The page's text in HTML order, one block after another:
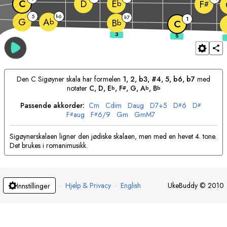
G 5 Ab
b6
Bb
b7 C 1
C D Eb F#
Den C Sigøyner skala har formelen 1, 2, b3, #4, 5, b6, b7 med
notater C, D, Eb, F#, G, Ab, Bb
Passende akkorder: Cm Cdim Daug D7+5 D#6 D#
F#aug F#6/9 Gm GmM7
Sigøynerskalaen ligner den jødiske skalaen, men med en hevet 4. tone.
Det brukes i romanimusikk.
Innstillinger · Hjelp & Privacy · English UkeBuddy © 2010